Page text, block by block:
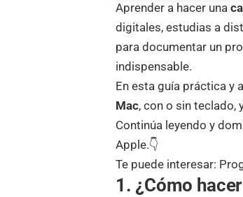
Aprender a hacer una
digitales, estudias a
para documentar un
indispensable.
En esta guía práctica y
Mac, con o sin teclado,
Continúa leyendo y
Apple.👇
Te puede interesar:
1. ¿Cómo